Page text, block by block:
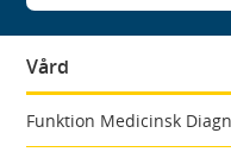
Vård
Funktion Medicinsk